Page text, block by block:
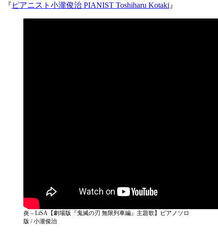
『 ピアニスト小瀧俊治 PIANIST Toshiharu Kotaki 』
炎 – LiSA【劇場版『鬼滅の刃 無限列車編』主題歌】ピアノソロ
版 / 小瀧俊治